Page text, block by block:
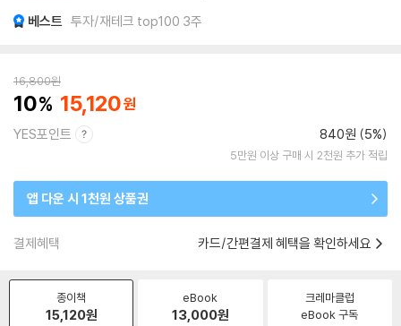
베스트 투자/재테크 top100 3주
16,800원
10 15,120
YES포인트 840원 (5%)
5만원 이상 구매 시 2천원 추가 적립
앱 다운 시 1천원 상품권
결제혜택 카드/간편결제 혜택을 확인하세요
종이책
15,120원
eBook
13,000원
크레마클럽
eBook 구독